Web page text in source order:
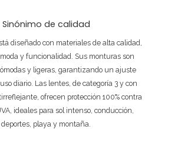
Sinónimo de calidad
diseñado con materiales de alta calidad,
y funcionalidad. Sus monturas son
y ligeras, garantizando un ajuste
diario. Las lentes, de categoría 3 y con
ofrecen protección 100% contra
ideales para sol intenso, conducción,
deportes, playa y montaña.